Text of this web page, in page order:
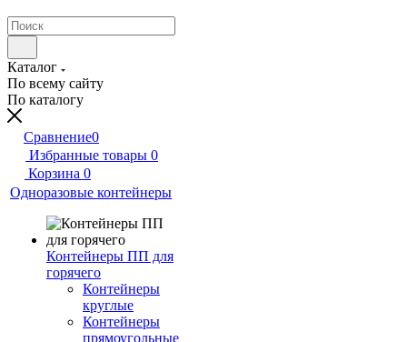
Каталог
По всему сайту
По каталогу
Сравнение0
Избранные товары 0
Корзина 0
Одноразовые контейнеры
Контейнеры ПП для
горячего
Контейнеры
круглые
Контейнеры
прямоугольные